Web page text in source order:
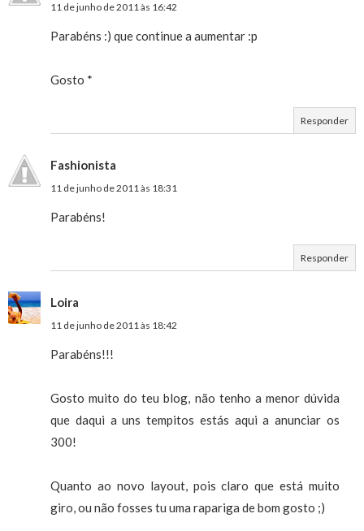
11 de junho de 2011 às 16:42
Parabéns :) que continue a aumentar :p
Gosto *
Responder
Fashionista
11 de junho de 2011 às 18:31
Parabéns!
Responder
Loira
11 de junho de 2011 às 18:42
Parabéns!!!
Gosto muito do teu blog, não tenho a menor dúvida
que daqui a uns tempitos estás aqui a anunciar os
300!
Quanto ao novo layout, pois claro que está muito
giro, ou não fosses tu uma rapariga de bom gosto ;)